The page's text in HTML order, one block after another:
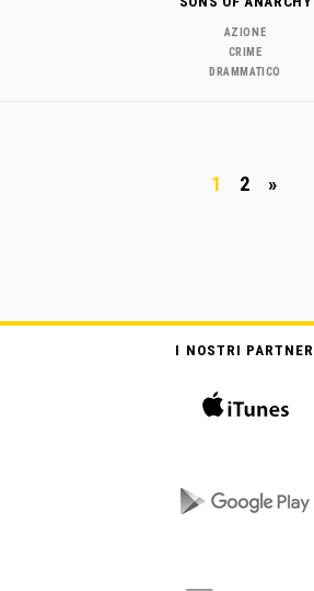
AZIONE
CRIME
DRAMMATICO
1 2 »
I NOSTRI PARTNER